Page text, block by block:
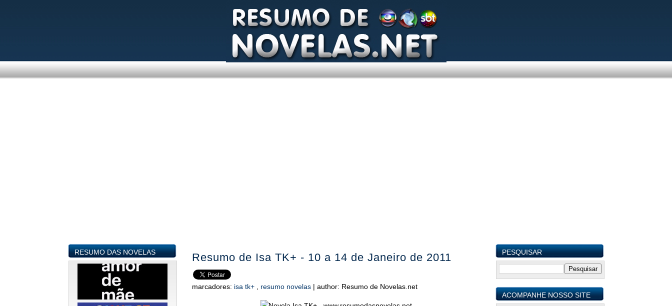
RESUMO DAS NOVELAS Resumo de Isa TK+ - 10 a 14 de Janeiro de 2011
marcadores: isa tk+ resumo novelas | author: Resumo de Novelas.net
PESQUISAR
ACOMPANHE NOSSO SITE